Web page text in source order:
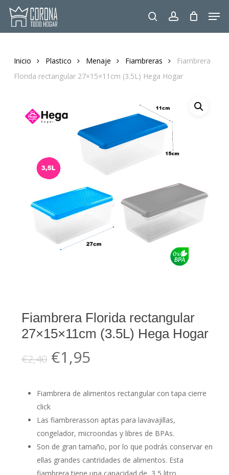
Skip
main
searchaccount
Inicio Plastico Menaje Fiambreras
Fiambrera
Florida rectangular 27×15×11cm (3.5L) Hega Hogar
Fiambrera Florida rectangular
27×15×11cm (3.5L) Hega Hogar
€2,40 El
precio
original
era:
€2,40.
€1,95El
actual
es:
€1,95.
Fiambrera de alimentos rectangular con tapa cierre
click
Las fiambrerasson aptas para lavavajillas,
congelador, microondas y libres de BPAs.
Son de gran tamaño, por lo que podrás conservar en
ellas grandes cantridades de alimentos. Esta